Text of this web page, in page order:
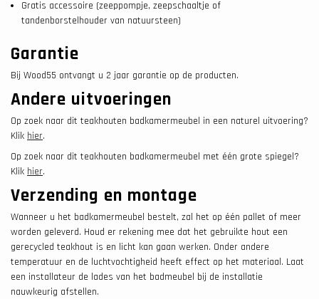
Gratis accessoire (zeeppompje, zeepschaaltje of
tandenborstelhouder van natuursteen)
Garantie
Bij Wood55 ontvangt u 2 jaar garantie op de producten.
Andere uitvoeringen
Op zoek naar dit teakhouten badkamermeubel in een naturel uitvoering?
Klik hier.
Op zoek naar dit teakhouten badkamermeubel met één grote spiegel?
Klik hier.
Verzending en montage
Wanneer u het badkamermeubel bestelt, zal het op één pallet of meer
worden geleverd. Houd er rekening mee dat het gebruikte hout een
gerecycled teakhout is en licht kan gaan werken. Onder andere
temperatuur en de luchtvochtigheid heeft effect op het materiaal. Laat
een installateur de lades van het badmeubel bij de installatie
nauwkeurig afstellen.